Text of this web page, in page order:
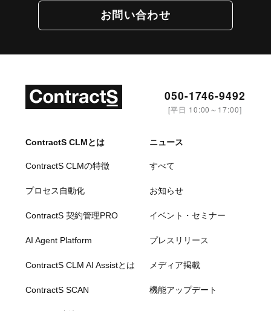
お問い合わせ
050-1746-9492
[平日 10:00～17:00]
ContractS CLMとは
ContractS CLMの特徴
プロセス自動化
ContractS 契約管理PRO
AI Agent Platform
ContractS CLM AI Assistとは
ContractS SCAN
ニュース
すべて
お知らせ
イベント・セミナー
プレスリリース
メディア掲載
機能アップデート